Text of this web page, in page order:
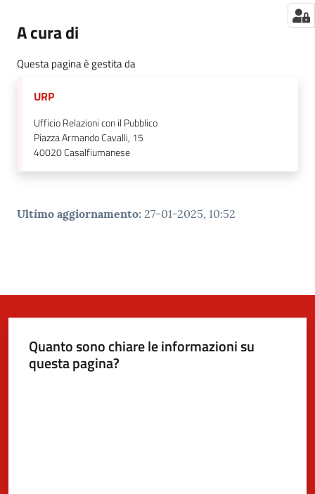
A cura di
Questa pagina è gestita da
URP
Ufficio Relazioni con il Pubblico
Piazza Armando Cavalli, 15
40020Casalfiumanese
Ultimo aggiornamento: 27-01-2025, 10:52
Quanto sono chiare le informazioni su
questa pagina?